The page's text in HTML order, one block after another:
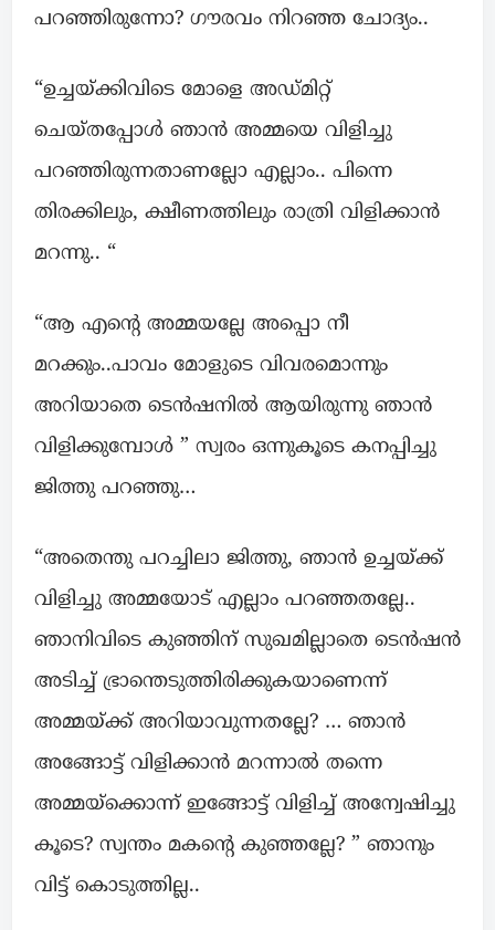
പറഞ്ഞിരുന്നോ? ഗൗരവം നിറഞ്ഞ ചോദ്യം..
“ഉച്ചയ്ക്കിവിടെ മോളെ അഡ്മിറ്റ്‌
ചെയ്തപ്പോൾ ഞാൻ അമ്മയെ വിളിച്ചു
പറഞ്ഞിരുന്നതാണല്ലോ എല്ലാം.. പിന്നെ
തിരക്കിലും, ക്ഷീണത്തിലും രാത്രി വിളിക്കാൻ
മറന്നു.. “
“ആ എന്റെ അമ്മയല്ലേ അപ്പൊ നീ
മറക്കും..പാവം മോളുടെ വിവരമൊന്നും
അറിയാതെ ടെൻഷനിൽ ആയിരുന്നു ഞാൻ
വിളിക്കുമ്പോൾ ” സ്വരം ഒന്നുകൂടെ കനപ്പിച്ചു
ജിത്തു പറഞ്ഞു…
“അതെന്തു പറച്ചിലാ ജിത്തു, ഞാൻ ഉച്ചയ്ക്ക്
വിളിച്ചു അമ്മയോട് എല്ലാം പറഞ്ഞതല്ലേ..
ഞാനിവിടെ കുഞ്ഞിന് സുഖമില്ലാതെ ടെൻഷൻ
അടിച്ച് ഭ്രാന്തെടുത്തിരിക്കുകയാണെന്ന്
അമ്മയ്ക്ക് അറിയാവുന്നതല്ലേ? … ഞാൻ
അങ്ങോട്ട് വിളിക്കാൻ മറന്നാൽ തന്നെ
അമ്മയ്ക്കൊന്ന് ഇങ്ങോട്ട് വിളിച്ച് അന്വേഷിച്ചു
കൂടെ? സ്വന്തം മകന്റെ കുഞ്ഞല്ലേ? ” ഞാനും
വിട്ട് കൊടുത്തില്ല..